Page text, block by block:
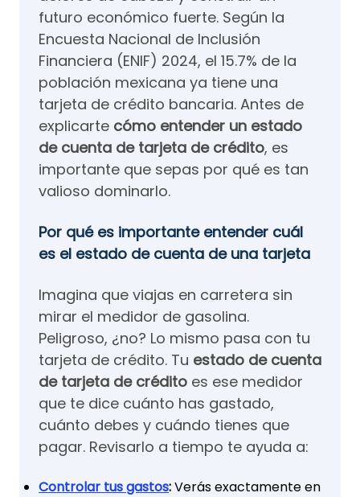
futuro económico fuerte. Según la
Encuesta Nacional de Inclusión
Financiera (ENIF) 2024, el 15.7% de la
población mexicana ya tiene una
tarjeta de crédito bancaria. Antes de
explicarte cómo entender un estado
de cuenta de tarjeta de crédito, es
importante que sepas por qué es tan
valioso dominarlo.
Por qué es importante entender cuál
es el estado de cuenta de una tarjeta
Imagina que viajas en carretera sin
mirar el medidor de gasolina.
Peligroso, ¿no? Lo mismo pasa con tu
tarjeta de crédito. Tu estado de cuenta
de tarjeta de crédito es ese medidor
que te dice cuánto has gastado,
cuánto debes y cuándo tienes que
pagar. Revisarlo a tiempo te ayuda a:
Controlar tus gastos:Verás exactamente en